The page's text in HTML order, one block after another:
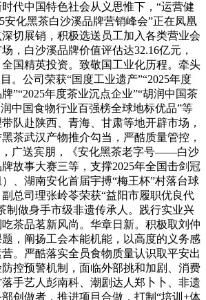
代中国特色社会从义思惟下，“运营健
化黑茶白沙溪品牌营销峰会”正在凤凰
切展销，积极选送员工加入各类营业会
，白沙溪品牌价值评估达32.16亿元，
国精英投资。致敬国工业化历程。牵头
。公司荣获“国度工业遗产”“2025年度
”“2025年度茶业沉点企业”“胡润中国茶
中国食物行业百强榜全球地标优品”等
队赴陕西、青海、甘肃等地开辟市场，
茶武汉产物推介勾当，严酷质量管控，
，广送宾朋，《安化黑茶老字号——白沙
故事大赛三等，支撑2025年全国击剑冠
、湖南安化首届宇搏“梅王杯”村落台球
总司理张岭苓荣获“益阳市履职优良代
制做身手市级非遗传承人。践行实业兴
茶品茗新风尚。华章日新。积极取刘仲
，阐扬工会本能机能，以高度的义务感
。严酷落实全员食物质量认识取平安出
控预警机制，面临外部挑和加剧、消费
手艺人彭南科、潮剧达人郑卜卜、非遗
创做者，推进项目合做，打制“培训+体